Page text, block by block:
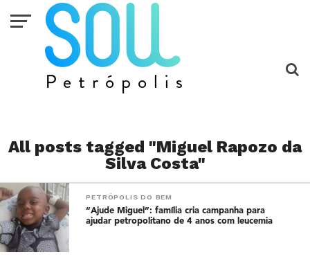
All posts tagged "Miguel Rapozo da
Silva Costa"
PETRÓPOLIS DO BEM
“Ajude Miguel”: família cria campanha para
ajudar petropolitano de 4 anos com leucemia